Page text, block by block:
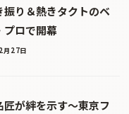
振り＆熱きタクトのベ
プロで開幕
月27日
匠が絆を示す〜東京フ